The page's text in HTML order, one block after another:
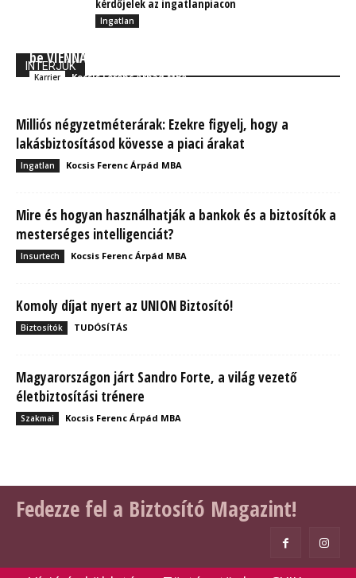
kérdőjelek az ingatlanpiacon
Ingatlan
INTERJÚK
be VIENNA YES néven
Karrier Kocsis Ferenc Árpád MBA
Milliós négyzetméterárak: Ezekre figyelj, hogy a
lakásbiztosításod kövesse a piaci árakat
Ingatlan Kocsis Ferenc Árpád MBA
Mire és hogyan használhatják a bankok és a biztosítók a
mesterséges intelligenciát?
Insurtech Kocsis Ferenc Árpád MBA
Komoly díjat nyert az UNION Biztosító!
Biztosítók TUDÓSÍTÁS
Magyarországon járt Sandro Forte, a világ vezető
életbiztosítási trénere
Szakmai Kocsis Ferenc Árpád MBA
Fedezze fel a Biztosító Magazint!